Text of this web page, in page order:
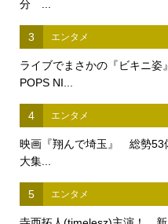
分 ...
3 エンタメ
ライブでまさかの『ビキニ
POPS NI...
4 エンタメ
映画『翔んで埼玉』 総勢53
大集...
5 エンタメ